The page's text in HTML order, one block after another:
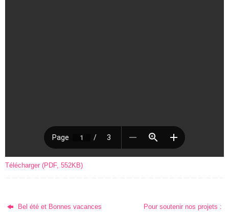
Télécharger (PDF, 552KB)
Bel été et Bonnes vacances
Pour soutenir nos projets :